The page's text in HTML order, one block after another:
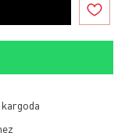
kargoda